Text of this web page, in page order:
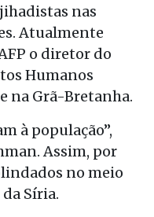
nas
Atualmente
o diretor do
Humanos
na Grã-Bretanha.
à população”,
Assim, por
no meio
Síria.